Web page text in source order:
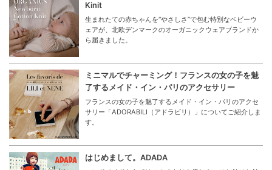
Kinit
生まれたての赤ちゃんを“やさしさ”で包む特別なベビーウ
ェアが、北欧デンマークのオーガニックウェアブランドか
ら届きました。
ミニマルでチャーミング！フランスの女の子を魅
了するメイド・イン・パリのアクセサリー
フランスの女の子を魅了するメイド・イン・パリのアクセ
サリー「ADORABILI（アドラビリ）」についてご紹介しま
す。
はじめまして。ADADA